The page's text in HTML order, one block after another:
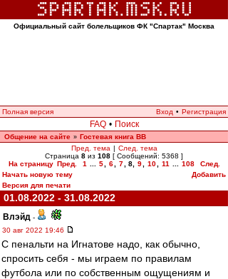
Официальный сайт болельщиков ФК "Спартак" Москва
Полная версия Вход • Регистрация
FAQ • Поиск
Общение на сайте » Гостевая книга ВВ
Пред. тема | След. тема
Страница 8 из 108 [ Сообщений: 5368 ]
На страницу Пред. 1 5 6 7 8, 9 10 11 108
След.
Начать новую тему
Добавить
Версия для печати
01.08.2022 - 31.08.2022
Влэйд -
30 авг 2022 19:46
С пенальти на Игнатове надо, как обычно,
спросить себя - мы играем по правилам
футбола или по собственным ощущениям и